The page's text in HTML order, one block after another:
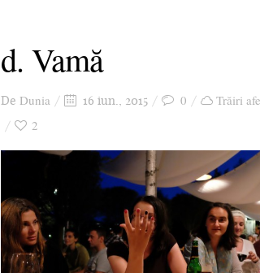
d. Vamă
De Dunia 16 iun., 2015 0 Trăiri
2